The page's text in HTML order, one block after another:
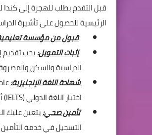
قبل التقدم بطلب للهجرة إلى
الرئيسية للحصول على تأشيرة
قبول من مؤسسة
إثبات التمويل:يجب تقديم
الدراسية والسكن
شهادة اللغة الإنجليزية:
اختبار اللغة الدولي (IELTS) أو اختبار اللغة الكفية في الإنجليزية (TOEFL).
تأمين صحي:يتعين عليك
التسجيل في خدمة